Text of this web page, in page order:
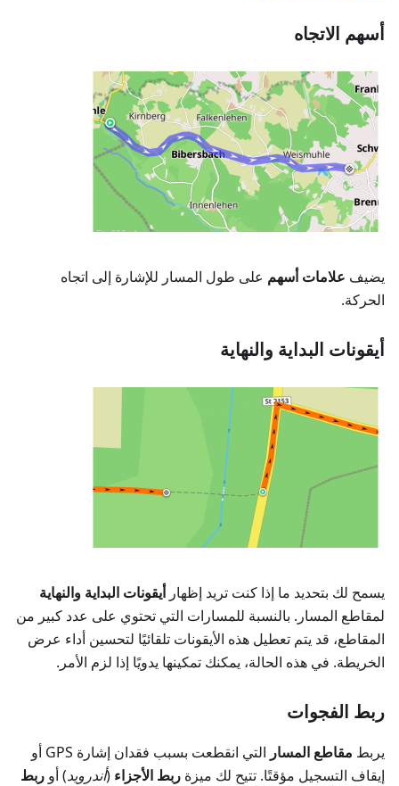
أسهم الاتجاه
يضيف علامات أسهم على طول المسار للإشارة إلى اتجاه
الحركة.
أيقونات البداية والنهاية
يسمح لك بتحديد ما إذا كنت تريد إظهارأيقونات البداية والنهاية
لمقاطع المسار. بالنسبة للمسارات التي تحتوي على عدد كبير من
المقاطع، قد يتم تعطيل هذه الأيقونات تلقائيًا لتحسين أداء عرض
الخريطة. في هذه الحالة، يمكنك تمكينها يدويًا إذا لزم الأمر.
ربط الفجوات
يربط مقاطع المسار
التي انقطعت بسبب فقدان إشارة GPS أو
إيقاف التسجيل مؤقتًا. تتيح لك ميزة ربط الأجزاء (أندرويد) أو ربط